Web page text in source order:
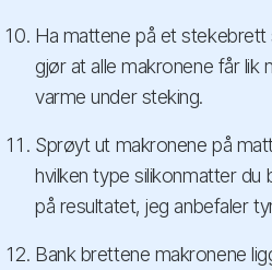
Ha mattene på et
gjør at alle makronene får
varme under steking.
Sprøyt ut makronene på
hvilken type silikonmatter du
på resultatet, jeg anbefaler
Bank brettene makronene